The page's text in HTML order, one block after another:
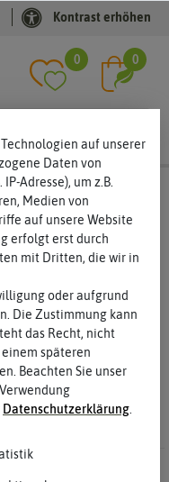
Kontrast erhöhen
0 0
der Farben
Saatgut-
in jeden Garten, an
Verschiedene
immer wieder neue
ist groß und oft weiß
man sich entscheiden
der schönsten
auf unserer
Daten von
Adresse), um z.B.
Medien von
auf unsere Website
erfolgt erst durch
mit Dritten, die wir in
oder aufgrund
Die Zustimmung kann
das Recht, nicht
späteren
Beachten Sie unser
Daten­schutz­erklärung